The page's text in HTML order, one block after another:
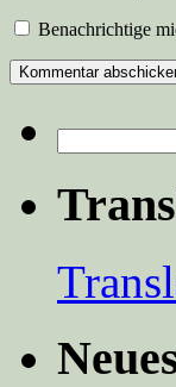
Benachrichtige
nach: